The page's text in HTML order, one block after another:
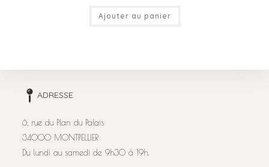
Ajouter au panier
ADRESSE
6, rue du Plan du Palais
34000 MONTPELLIER
Du lundi au samedi de 9h30 à 19h.